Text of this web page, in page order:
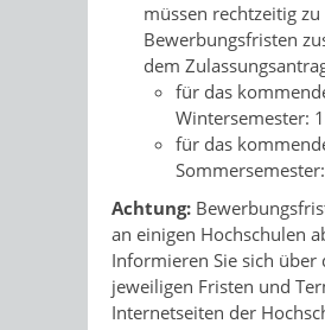
müssen rechtzeitig zu
Bewerbungsfristen
dem
für das
Wintersemester:
für das
Achtung:
an einigen Hochschulen
Informieren Sie sich über
jeweiligen Fristen und
Internetseiten der